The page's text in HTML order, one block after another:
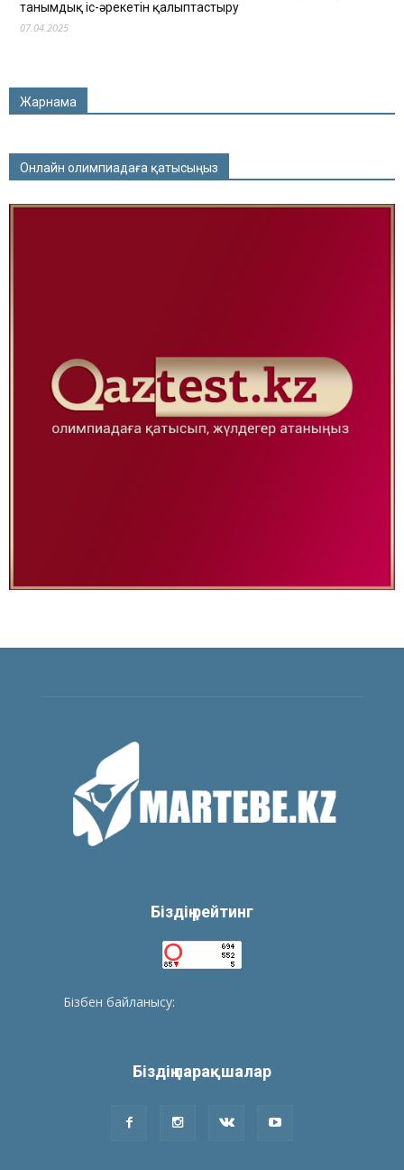
танымдық іс-әрекетін қалыптастыру
07.04.2025
Жарнама
Онлайн олимпиадаға қатысыңыз
Біздің рейтинг
Бізбен байланысу:
Біздің парақшалар